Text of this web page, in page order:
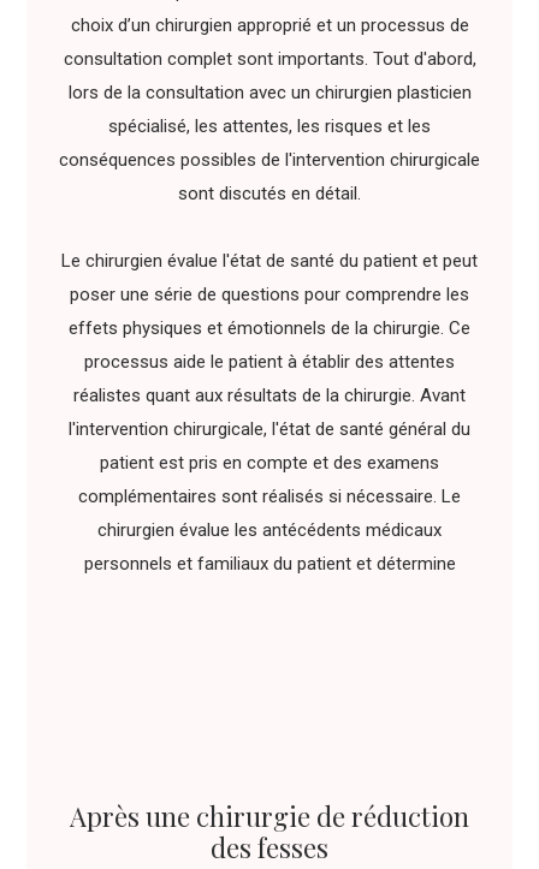
choix d’un chirurgien approprié et un processus de
consultation complet sont importants. Tout d'abord,
lors de la consultation avec un chirurgien plasticien
spécialisé, les attentes, les risques et les
conséquences possibles de l'intervention chirurgicale
sont discutés en détail.
Le chirurgien évalue l'état de santé du patient et peut
poser une série de questions pour comprendre les
effets physiques et émotionnels de la chirurgie. Ce
processus aide le patient à établir des attentes
réalistes quant aux résultats de la chirurgie. Avant
l'intervention chirurgicale, l'état de santé général du
patient est pris en compte et des examens
complémentaires sont réalisés si nécessaire. Le
chirurgien évalue les antécédents médicaux
personnels et familiaux du patient et détermine
Après une chirurgie de réduction
des fesses